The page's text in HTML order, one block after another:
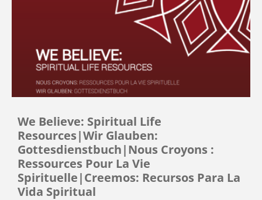
We Believe: Spiritual Life
Resources|Wir Glauben:
Gottesdienstbuch|Nous Croyons :
Ressources Pour La Vie
Spirituelle|Creemos: Recursos Para La
Vida Spiritual